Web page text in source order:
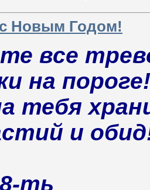
Новым Годом!
все
на пороге!
тебя
и
ть